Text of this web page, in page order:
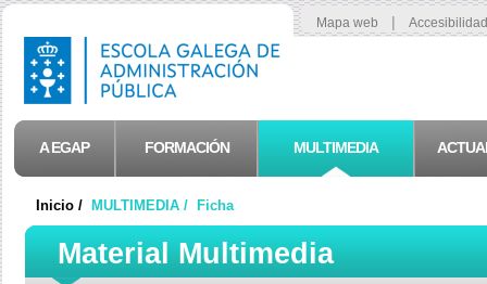
Mapa web |
A EGAP FORMACIÓN MULTIMEDIA
Inicio / MULTIMEDIA / Ficha
Material Multimedia